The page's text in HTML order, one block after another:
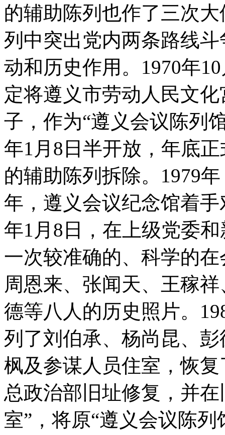
的辅助陈列也作了三次
列中突出党内两条路线
动和历史作用。1970年
定将遵义市劳动人民文
子，作为“遵义会议陈列
年1月8日半开放，年底
的辅助陈列拆除。1979
年，遵义会议纪念馆着
年1月8日，在上级党委
一次较准确的、科学的
周恩来、张闻天、王稼
德等八人的历史照片。
列了刘伯承、杨尚昆、
枫及参谋人员住室，恢
总政治部旧址修复，并
室”，将原“遵义会议陈